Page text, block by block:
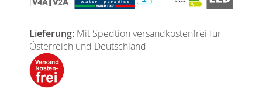
Lieferung: Mit Spedtion versandkostenfrei für
Österreich und Deutschland